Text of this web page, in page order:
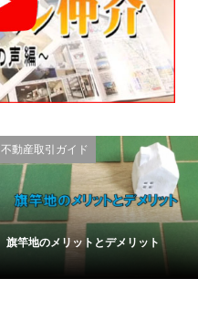
不動産取引ガイド
旗竿地のメリットとデメリット